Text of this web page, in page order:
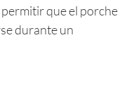
que el porche
durante un